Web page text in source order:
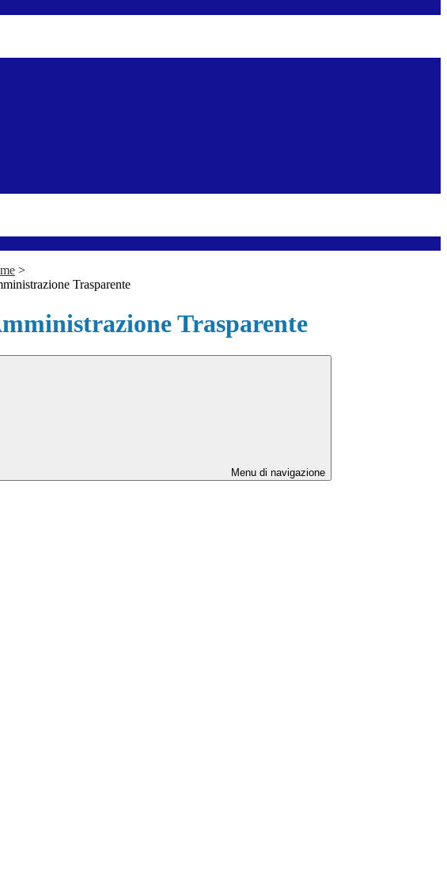
>
Trasparente
Trasparente
Menu di navigazione